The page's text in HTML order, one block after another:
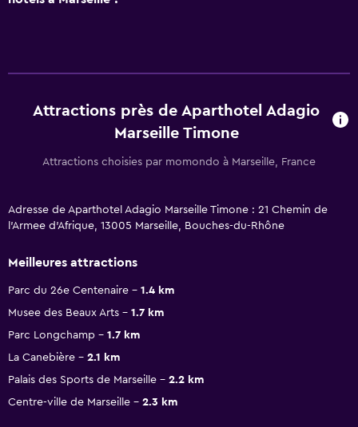
Attractions près de Aparthotel Adagio
Marseille Timone
Attractions choisies par momondo à Marseille, France
Adresse de Aparthotel Adagio Marseille Timone : 21 Chemin de
l'Armee d'Afrique, 13005 Marseille, Bouches-du-Rhône
Meilleures attractions
Parc du 26e Centenaire
1.4 km
Musee des Beaux Arts
1.7 km
Parc Longchamp
1.7 km
La Canebière
2.1 km
Palais des Sports de Marseille
2.2 km
Centre-ville de Marseille
2.3 km